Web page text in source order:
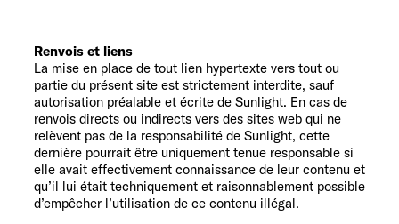
Renvois et liens
La mise en place de tout lien hypertexte vers tout ou
partie du présent site est strictement interdite, sauf
autorisation préalable et écrite de Sunlight. En cas de
renvois directs ou indirects vers des sites web qui ne
relèvent pas de la responsabilité de Sunlight, cette
dernière pourrait être uniquement tenue responsable si
elle avait effectivement connaissance de leur contenu et
qu’il lui était techniquement et raisonnablement possible
d’empêcher l’utilisation de ce contenu illégal.